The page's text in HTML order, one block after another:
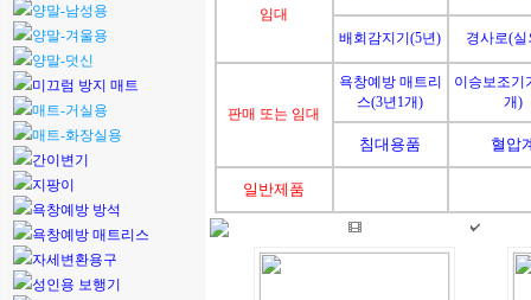
양말-남성용
양말-겨울용
양말-덧신
미끄럼 방지 매트
매트-거실용
매트-화장실용
간이변기
지팡이
욕창예방 방석
욕창예방 매트리스
자세변환용구
성인용 보행기
임대
배회감지기(5년) 경사로(실
판매 또는 임대
욕창예방 매트리
스(3년1개)
이승보조기
개)
침대용품 혈압
일반제품